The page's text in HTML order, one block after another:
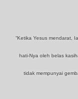
“Ketika Yesus mendarat,
hati-Nya oleh belas
tidak mempunyai